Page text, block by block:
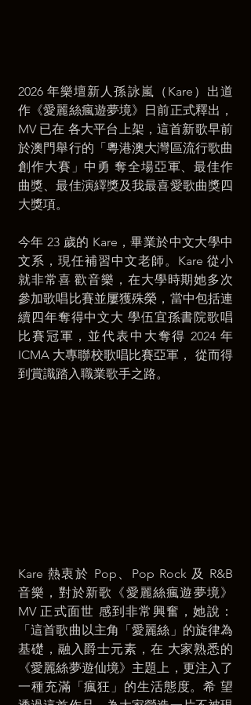
2026 年樂壇新人孫詠嵐（Kare）出道
作《愛麗絲瘋遊夢境》日前正式釋出，
MV 已在 各大平台上架，這首新歌早前
於澳門舉行的「粵港澳大灣區流行歌曲
創作大賽」中勇 奪全場亞軍、最佳作
曲獎、最佳演繹獎及我最喜愛歌曲獎四
大獎項。
今年 23 歲的 Kare，畢業於中文大學中
文系，現任補習中文老師。Kare 從小
就非常喜 歡音樂，在大學時期她多次
參加歌唱比賽並屢獲殊榮，當中包括連
續四年奪得中文大 學伍宜孫書院歌唱
比賽冠軍，並代表中大奪得 2024 年
ICMA 大專聯校歌唱比賽亞軍， 從而得
到賞識踏入職業歌手之路。
Kare 熱衷於 Pop、Pop Rock 及 R&B
音樂，對於新歌《愛麗絲瘋遊夢境》
MV 正式面世 感到非常興奮，她說：
「這首歌曲以主角「愛麗絲」的旋律為
基礎，融入爵士元素，在 大家熟悉的
《愛麗絲夢遊仙境》主題上，更注入了
一種充滿「瘋狂」的生活態度。希 望